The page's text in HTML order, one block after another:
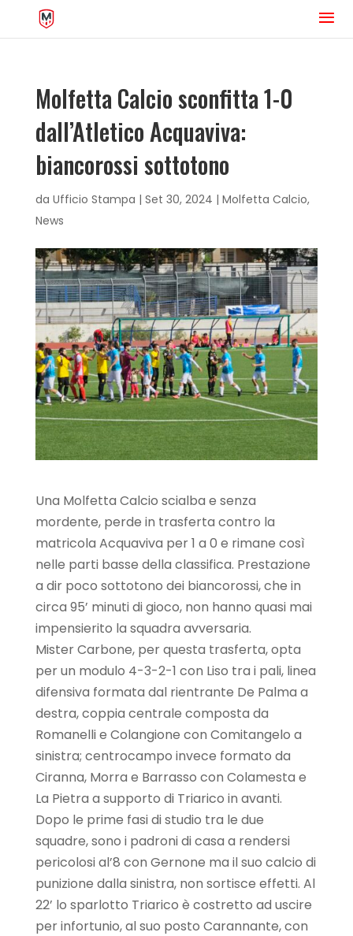
Molfetta Calcio sconfitta 1-0
dall’Atletico Acquaviva:
biancorossi sottotono
da Ufficio Stampa | Set 30, 2024 | Molfetta Calcio,
News
Una Molfetta Calcio scialba e senza
mordente, perde in trasferta contro la
matricola Acquaviva per 1 a 0 e rimane così
nelle parti basse della classifica. Prestazione
a dir poco sottotono dei biancorossi, che in
circa 95’ minuti di gioco, non hanno quasi mai
impensierito la squadra avversaria.
Mister Carbone, per questa trasferta, opta
per un modulo 4-3-2-1 con Liso tra i pali, linea
difensiva formata dal rientrante De Palma a
destra, coppia centrale composta da
Romanelli e Colangione con Comitangelo a
sinistra; centrocampo invece formato da
Ciranna, Morra e Barrasso con Colamesta e
La Pietra a supporto di Triarico in avanti.
Dopo le prime fasi di studio tra le due
squadre, sono i padroni di casa a rendersi
pericolosi al’8 con Gernone ma il suo calcio di
punizione dalla sinistra, non sortisce effetti. Al
22’ lo sparlotto Triarico è costretto ad uscire
per infortunio, al suo posto Carannante, con